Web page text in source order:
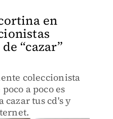
en
“cazar”
coleccionista
a poco es
cazar tus cd's y